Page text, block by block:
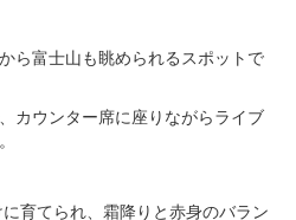
ら富士山も眺められるスポットで
カウンター席に座りながらライブ
育てられ、霜降りと赤身のバラン